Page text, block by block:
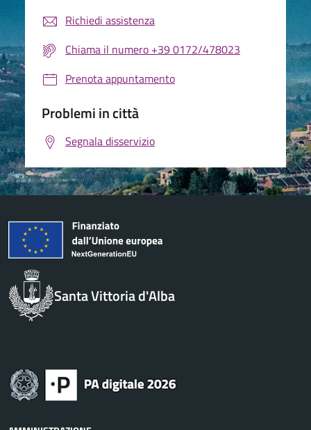
Richiedi assistenza
Chiama il numero +39 0172/478023
Prenota appuntamento
Problemi in città
Segnala disservizio
Santa Vittoria d'Alba